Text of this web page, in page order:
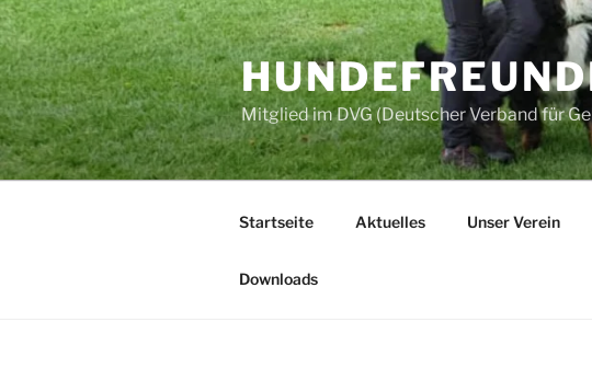
Zum
Inhalt
springen
Mitglied im DVG (Deutscher Verband für
Startseite Aktuelles Unser Verein
Downloads